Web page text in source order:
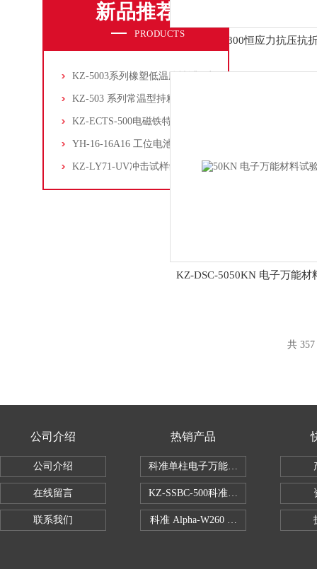
新品推荐
PRODUCTS
KZ-5003系列橡塑低温脆性试验机
KZ-503 系列常温型持粘性试验机
KZ-LY71-UV冲击试样缺口液压拉床
KZ-CSBF-300恒应力抗压抗
KZ-DSC-5050KN 电子万能材
共
公司介绍
公司介绍
在线留言
联系我们
热销产品
科准单柱电子万能拉力机KZ-SSBC-500
KZ-SSBC-500科准单柱电子万能试验
科准 Alpha-W260 半导体全自动推拉